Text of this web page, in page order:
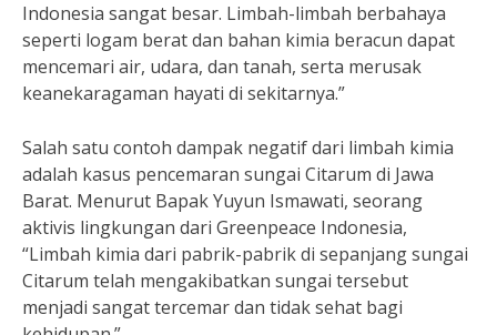
Indonesia sangat besar. Limbah-limbah berbahaya
seperti logam berat dan bahan kimia beracun dapat
mencemari air, udara, dan tanah, serta merusak
keanekaragaman hayati di sekitarnya.”
Salah satu contoh dampak negatif dari limbah kimia
adalah kasus pencemaran sungai Citarum di Jawa
Barat. Menurut Bapak Yuyun Ismawati, seorang
aktivis lingkungan dari Greenpeace Indonesia,
“Limbah kimia dari pabrik-pabrik di sepanjang sungai
Citarum telah mengakibatkan sungai tersebut
menjadi sangat tercemar dan tidak sehat bagi